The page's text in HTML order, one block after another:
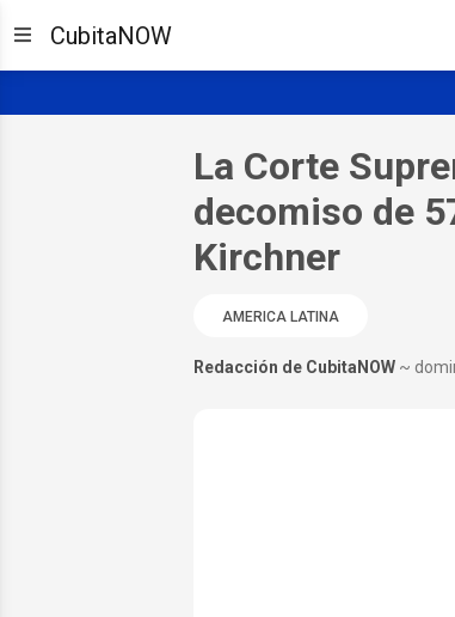
CubitaNOW
La Corte
decomiso de
Kirchner
AMERICA LATINA
Redacción de CubitaNOW ~